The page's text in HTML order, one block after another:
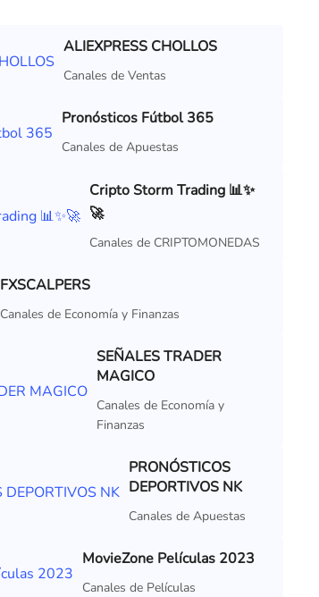
ALIEXPRESS CHOLLOS
Canales de Ventas
Pronósticos Fútbol 365
Canales de Apuestas
Cripto Storm Trading 📊✨
🚀
Canales de CRIPTOMONEDAS
FXSCALPERS
Canales de Economía y Finanzas
SEÑALES TRADER
MAGICO
Canales de Economía y
Finanzas
PRONÓSTICOS
DEPORTIVOS NK
Canales de Apuestas
MovieZone Películas 2023
Canales de Películas